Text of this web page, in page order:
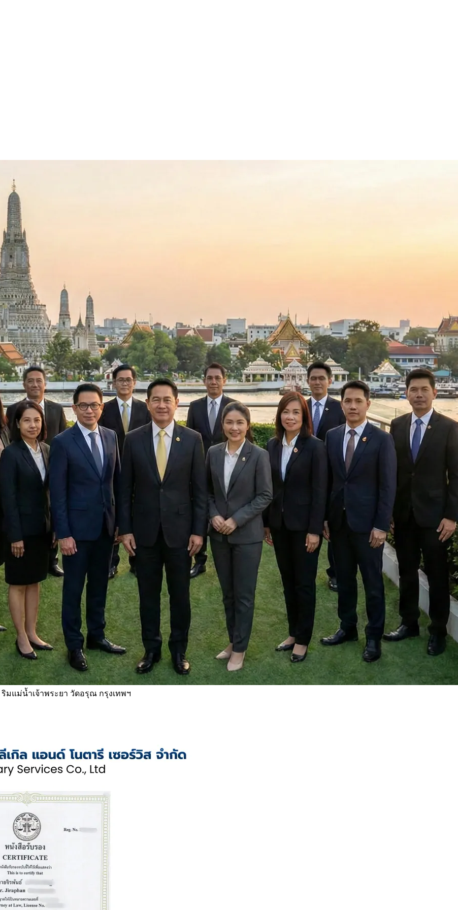
ริมแม่น้ำเจ้าพระยา วัดอรุณ กรุงเทพฯ